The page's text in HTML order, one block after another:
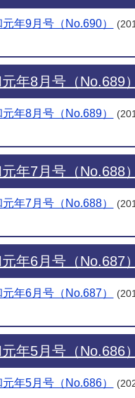
年9月号（No.690）
年8月号（No.689）
年8月号（No.689）
年7月号（No.688）
年7月号（No.688）
年6月号（No.687）
年6月号（No.687）
年5月号（No.686）
年5月号（No.686）